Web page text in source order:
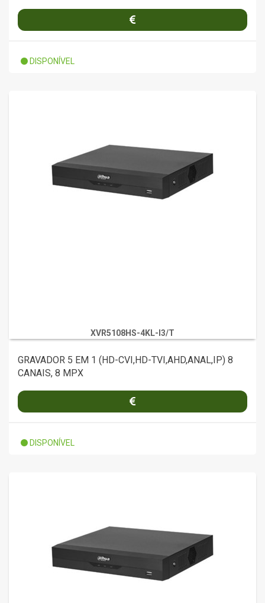
DISPONÍVEL
XVR5108HS-4KL-I3/T
GRAVADOR 5 EM 1 (HD-CVI,HD-TVI,AHD,ANAL,IP) 8
CANAIS, 8 MPX
DISPONÍVEL